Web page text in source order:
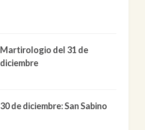
Martirologio del 31 de
diciembre
30 de diciembre: San Sabino